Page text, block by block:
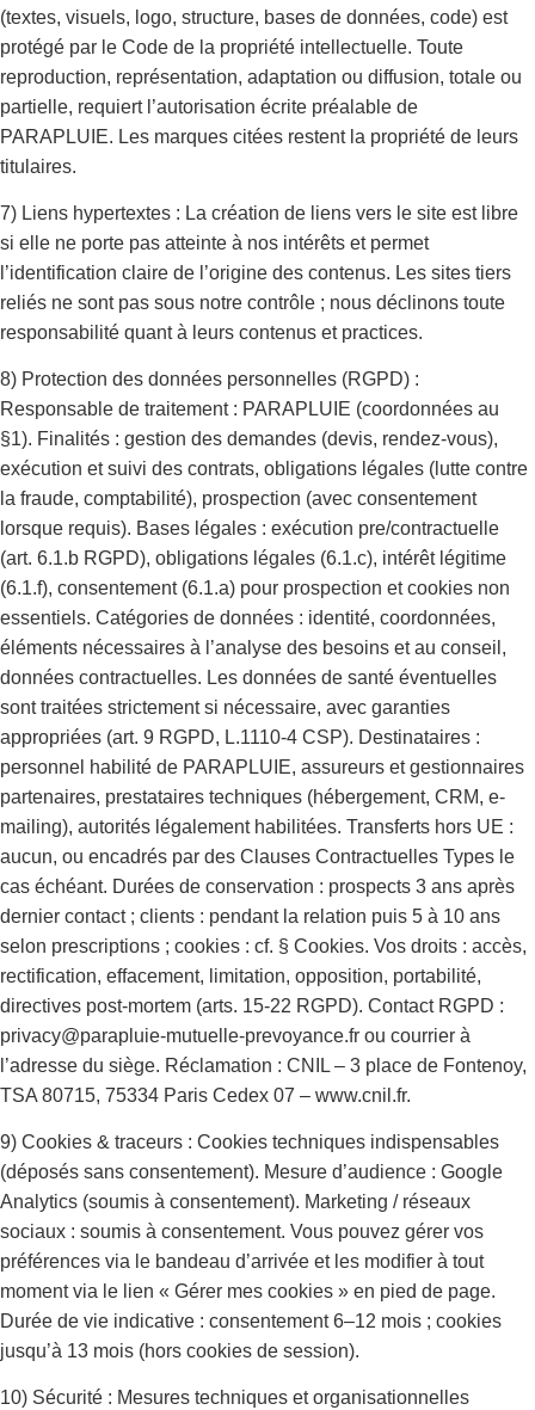
(textes, visuels, logo, structure, bases de données, code) est
protégé par le Code de la propriété intellectuelle. Toute
reproduction, représentation, adaptation ou diffusion, totale ou
partielle, requiert l’autorisation écrite préalable de
PARAPLUIE. Les marques citées restent la propriété de leurs
titulaires.
7) Liens hypertextes : La création de liens vers le site est libre
si elle ne porte pas atteinte à nos intérêts et permet
l’identification claire de l’origine des contenus. Les sites tiers
reliés ne sont pas sous notre contrôle ; nous déclinons toute
responsabilité quant à leurs contenus et practices.
8) Protection des données personnelles (RGPD) :
Responsable de traitement : PARAPLUIE (coordonnées au
§1). Finalités : gestion des demandes (devis, rendez-vous),
exécution et suivi des contrats, obligations légales (lutte contre
la fraude, comptabilité), prospection (avec consentement
lorsque requis). Bases légales : exécution pre/contractuelle
(art. 6.1.b RGPD), obligations légales (6.1.c), intérêt légitime
(6.1.f), consentement (6.1.a) pour prospection et cookies non
essentiels. Catégories de données : identité, coordonnées,
éléments nécessaires à l’analyse des besoins et au conseil,
données contractuelles. Les données de santé éventuelles
sont traitées strictement si nécessaire, avec garanties
appropriées (art. 9 RGPD, L.1110-4 CSP). Destinataires :
personnel habilité de PARAPLUIE, assureurs et gestionnaires
partenaires, prestataires techniques (hébergement, CRM, e-
mailing), autorités légalement habilitées. Transferts hors UE :
aucun, ou encadrés par des Clauses Contractuelles Types le
cas échéant. Durées de conservation : prospects 3 ans après
dernier contact ; clients : pendant la relation puis 5 à 10 ans
selon prescriptions ; cookies : cf. § Cookies. Vos droits : accès,
rectification, effacement, limitation, opposition, portabilité,
directives post-mortem (arts. 15-22 RGPD). Contact RGPD :
privacy@parapluie-mutuelle-prevoyance.fr ou courrier à
l’adresse du siège. Réclamation : CNIL – 3 place de Fontenoy,
TSA 80715, 75334 Paris Cedex 07 – www.cnil.fr.
9) Cookies & traceurs : Cookies techniques indispensables
(déposés sans consentement). Mesure d’audience : Google
Analytics (soumis à consentement). Marketing / réseaux
sociaux : soumis à consentement. Vous pouvez gérer vos
préférences via le bandeau d’arrivée et les modifier à tout
moment via le lien « Gérer mes cookies » en pied de page.
Durée de vie indicative : consentement 6–12 mois ; cookies
jusqu’à 13 mois (hors cookies de session).
10) Sécurité : Mesures techniques et organisationnelles